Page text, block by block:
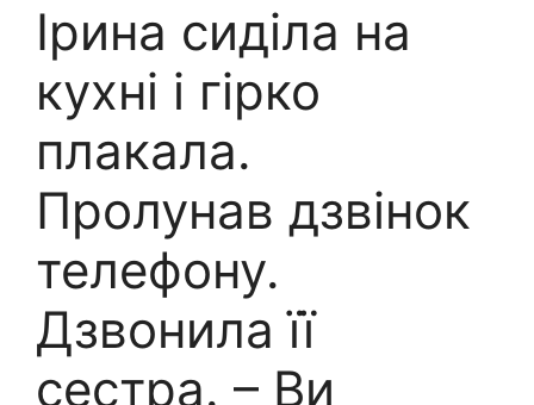
Ірина сиділа на
кухні і гірко
плакала.
Пролунав дзвінок
телефону.
Дзвонила її
сестра. – Ви